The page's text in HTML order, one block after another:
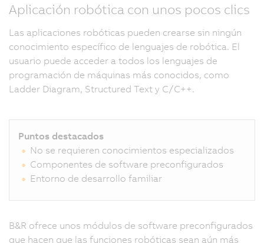
Aplicación robótica con unos pocos clics
Las aplicaciones robóticas pueden crearse sin ningún
conocimiento específico de lenguajes de robótica. El
usuario puede acceder a todos los lenguajes de
programación de máquinas más conocidos, como
Ladder Diagram, Structured Text y C/C++.
Puntos destacados
No se requieren conocimientos especializados
Componentes de software preconfigurados
Entorno de desarrollo familiar
B&R ofrece unos módulos de software preconfigurados
que hacen que las funciones robóticas sean aún más